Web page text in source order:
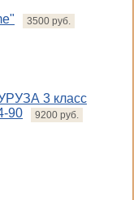
3500 руб.
3 класс
90
9200 руб.